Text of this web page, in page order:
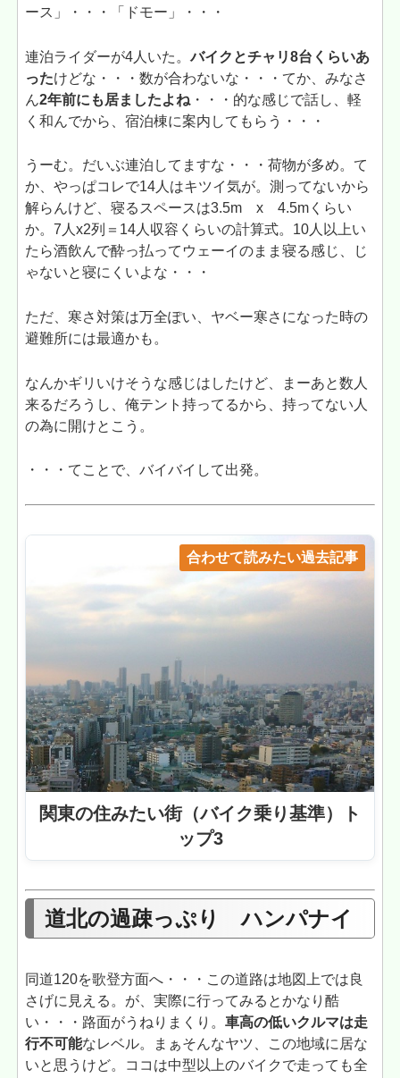
ース」・・・「ドモー」・・・
連泊ライダーが4人いた。バイクとチャリ8台くらいあ
ったけどな・・・数が合わないな・・・てか、みなさ
ん2年前にも居ましたよね ・・・的な感じで話し、軽
く和んでから、宿泊棟に案内してもらう・・・
うーむ。だいぶ連泊してますな・・・荷物が多め。て
か、やっぱコレで14人はキツイ気が。測ってないから
解らんけど、寝るスペースは3.5m x 4.5mくらい
か。7人x2列＝14人収容くらいの計算式。10人以上い
たら酒飲んで酔っ払ってウェーイのまま寝る感じ、じ
ゃないと寝にくいよな・・・
ただ、寒さ対策は万全ぽい、ヤベー寒さになった時の
避難所には最適かも。
なんかギリいけそうな感じはしたけど、まーあと数人
来るだろうし、俺テント持ってるから、持ってない人
の為に開けとこう。
・・・てことで、バイバイして出発。
合わせて読みたい過去記事
関東の住みたい街（バイク乗り基準）ト
ップ3
道北の過疎っぷり ハンパナイ
同道120を歌登方面へ・・・この道路は地図上では良
さげに見える。が、実際に行ってみるとかなり酷
い・・・路面がうねりまくり。車高の低いクルマは走
行不可能なレベル。まぁそんなヤツ、この地域に居な
いと思うけど。ココは中型以上のバイクで走っても全